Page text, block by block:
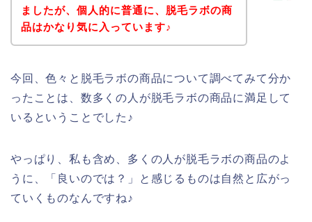
ましたが、個人的に普通に、脱毛ラボの商
品はかなり気に入っています♪
今回、色々と脱毛ラボの商品について調べてみて分か
ったことは、数多くの人が脱毛ラボの商品に満足して
いるということでした♪
やっぱり、私も含め、多くの人が脱毛ラボの商品のよ
うに、「良いのでは？」と感じるものは自然と広がっ
ていくものなんですね♪